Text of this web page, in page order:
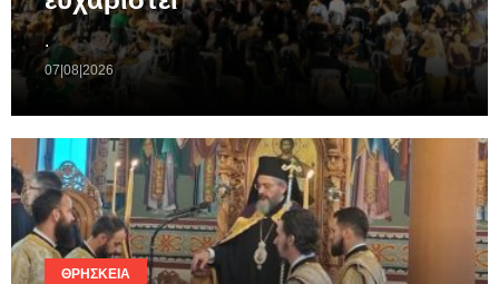
.
07|08|2026
ΘΡΗΣΚΕΊΑ